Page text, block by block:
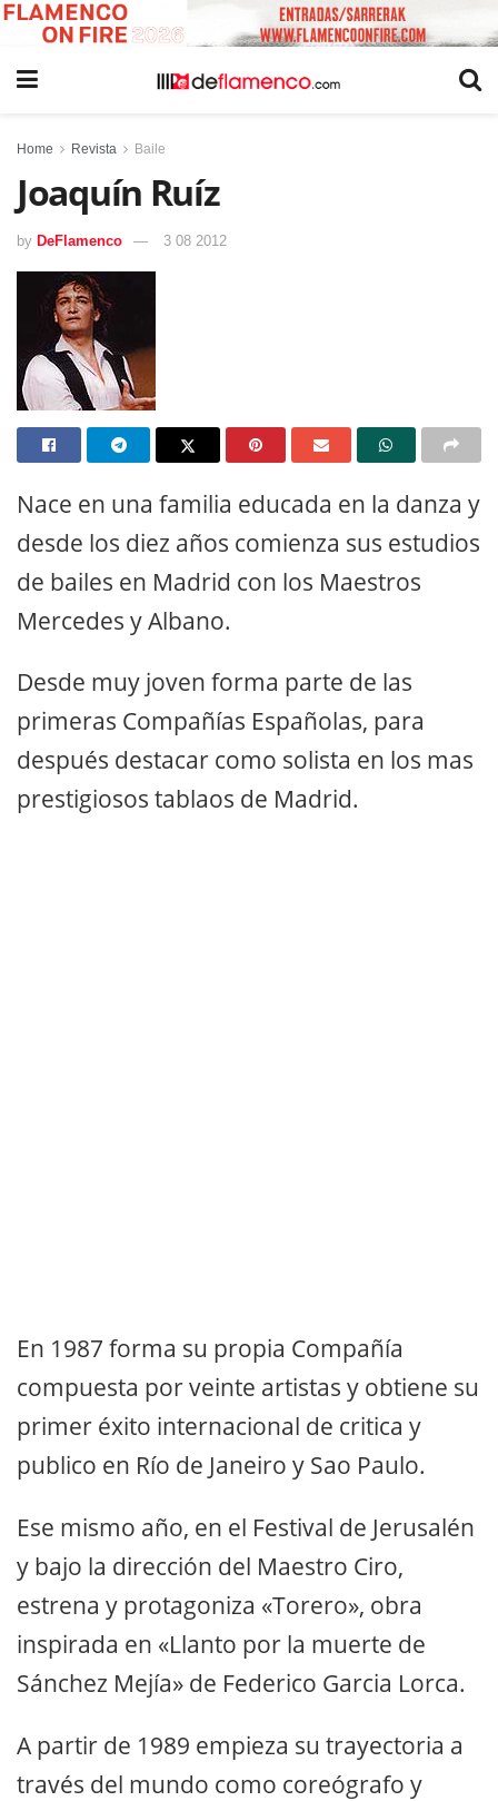
Home Revista Baile
Joaquín Ruíz
by DeFlamenco 3 08 2012
Nace en una familia educada en la danza y
desde los diez años comienza sus estudios
de bailes en Madrid con los Maestros
Mercedes y Albano.
Desde muy joven forma parte de las
primeras Compañías Españolas, para
después destacar como solista en los mas
prestigiosos tablaos de Madrid.
En 1987 forma su propia Compañía
compuesta por veinte artistas y obtiene su
primer éxito internacional de critica y
publico en Río de Janeiro y Sao Paulo.
Ese mismo año, en el Festival de Jerusalén
y bajo la dirección del Maestro Ciro,
estrena y protagoniza «Torero», obra
inspirada en «Llanto por la muerte de
Sánchez Mejía» de Federico Garcia Lorca.
A partir de 1989 empieza su trayectoria a
través del mundo como coreógrafo y